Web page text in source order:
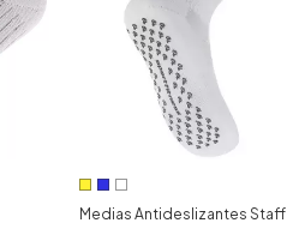
Medias Antideslizantes Staff